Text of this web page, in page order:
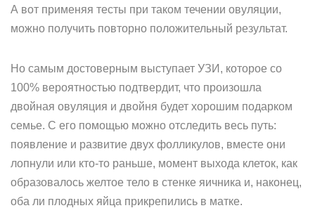
А вот применяя тесты при таком течении овуляции,
можно получить повторно положительный результат.
Но самым достоверным выступает УЗИ, которое со
100% вероятностью подтвердит, что произошла
двойная овуляция и двойня будет хорошим подарком
семье. С его помощью можно отследить весь путь:
появление и развитие двух фолликулов, вместе они
лопнули или кто-то раньше, момент выхода клеток, как
образовалось желтое тело в стенке яичника и, наконец,
оба ли плодных яйца прикрепились в матке.